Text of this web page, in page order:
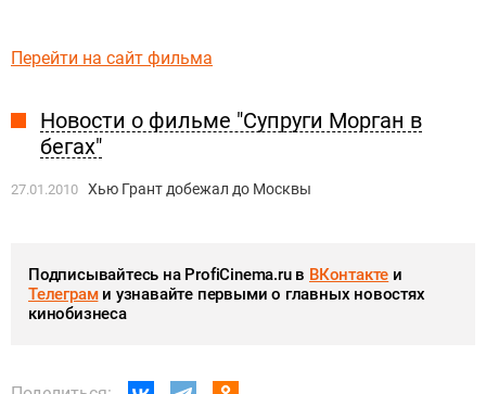
Перейти на сайт фильма
Новости о фильме "Супруги Морган в
бегах"
27.01.2010 Хью Грант добежал до Москвы
Подписывайтесь на ProfiCinema.ru в ВКонтакте и
Телеграми узнавайте первыми о главных новостях
кинобизнеса